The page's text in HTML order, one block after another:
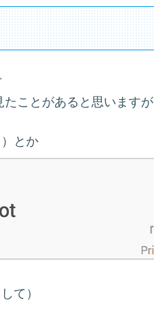
ことがあると思いますが
とか
て）